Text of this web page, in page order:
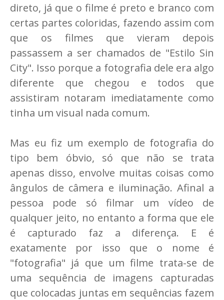
direto, já que o filme é preto e branco com
certas partes coloridas, fazendo assim com
que os filmes que vieram depois
passassem a ser chamados de "Estilo Sin
City". Isso porque a fotografia dele era algo
diferente que chegou e todos que
assistiram notaram imediatamente como
tinha um visual nada comum.
Mas eu fiz um exemplo de fotografia do
tipo bem óbvio, só que não se trata
apenas disso, envolve muitas coisas como
ângulos de câmera e iluminação. Afinal a
pessoa pode só filmar um vídeo de
qualquer jeito, no entanto a forma que ele
é capturado faz a diferença. E é
exatamente por isso que o nome é
"fotografia" já que um filme trata-se de
uma sequência de imagens capturadas
que colocadas juntas em sequências fazem